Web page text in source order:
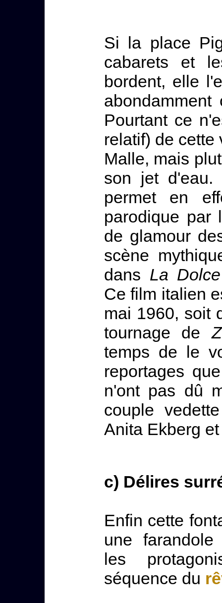
Si la place
cabarets et
bordent, elle
Pourtant ce
relatif) de cette
Malle, mais
son jet d'eau.
permet en
parodique par
de glamour
scène
dans La
Ce film italien
mai 1960, soit
tournage de
temps de le
reportages
n'ont pas dû
couple
Anita Ekberg
c) Délires
Enfin cette
une
les
séquence du